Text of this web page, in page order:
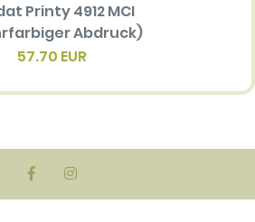
Printy 4912 MCI
Abdruck)
57.70 EUR